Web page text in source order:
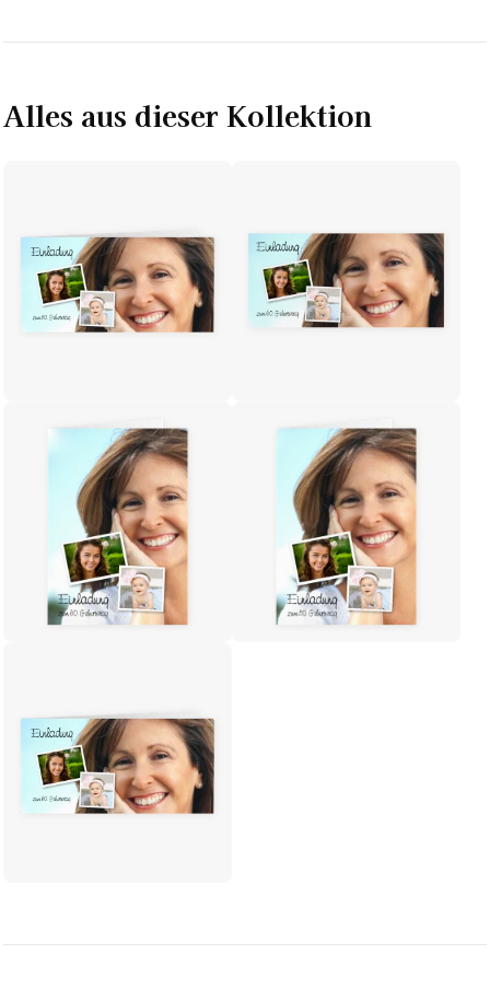
Alles aus dieser Kollektion